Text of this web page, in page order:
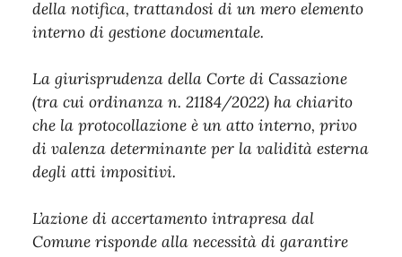
della notifica, trattandosi di un mero elemento
interno di gestione documentale.
La giurisprudenza della Corte di Cassazione
(tra cui ordinanza n. 21184/2022) ha chiarito
che la protocollazione è un atto interno, privo
di valenza determinante per la validità esterna
degli atti impositivi.
L’azione di accertamento intrapresa dal
Comune risponde alla necessità di garantire